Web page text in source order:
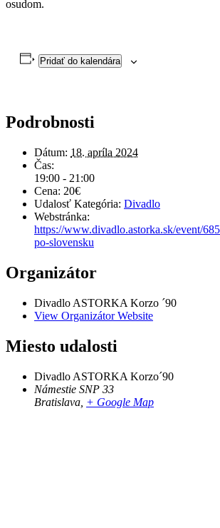
osudom.
Pridať do kalendára
Podrobnosti
Dátum: 18. apríla 2024
Čas:
19:00 - 21:00
Cena: 20€
Udalosť Kategória: Divadlo
Webstránka:
https://www.divadlo.astorka.sk/event/
po-slovensku
Organizátor
Divadlo ASTORKA Korzo ´90
View Organizátor Website
Miesto udalosti
Divadlo ASTORKA Korzo´90
Námestie SNP 33
Bratislava + Google Map